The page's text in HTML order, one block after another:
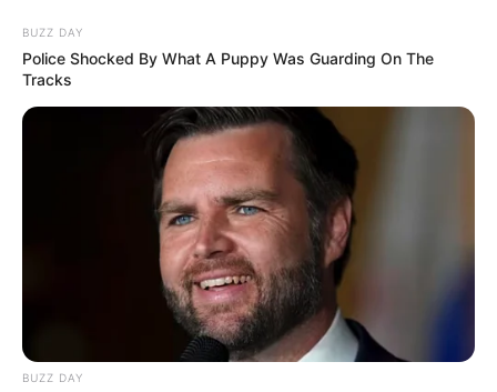
BUZZ DAY
Police Shocked By What A Puppy Was Guarding On The
Tracks
BUZZ DAY